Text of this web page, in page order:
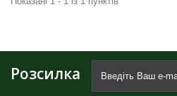
Розсилка